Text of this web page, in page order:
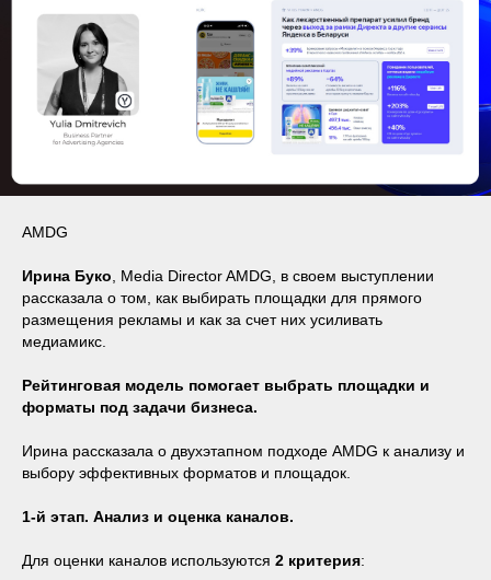
AMDG
Ирина Буко , Media Director AMDG, в своем выступлении
рассказала о том, как выбирать площадки для прямого
размещения рекламы и как за счет них усиливать
медиамикс.
Рейтинговая модель помогает выбрать площадки и
форматы под задачи бизнеса.
Ирина рассказала о двухэтапном подходе AMDG к анализу и
выбору эффективных форматов и площадок.
1-й этап. Анализ и оценка каналов.
Для оценки каналов используются 2 критерия: